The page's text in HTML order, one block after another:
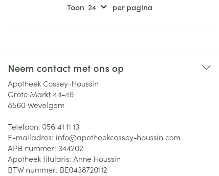
Toon per pagina
Neem contact met ons op
Apotheek Cossey-Houssin
Grote Markt 44-46
8560Wevelgem
Telefoon: 056 41 11 13
E-mailadres: info@apotheekcossey-houssin.com
APB nummer: 344202
Apotheek titularis: Anne Houssin
BTW nummer: BE0438720112